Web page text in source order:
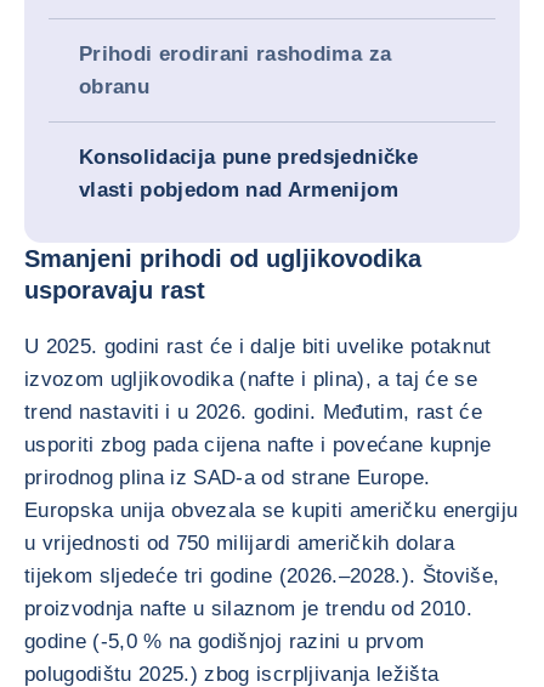
Prihodi erodirani rashodima za
obranu
Konsolidacija pune predsjedničke
vlasti pobjedom nad Armenijom
Smanjeni prihodi od ugljikovodika
usporavaju rast
U 2025. godini rast će i dalje biti uvelike potaknut
izvozom ugljikovodika (nafte i plina), a taj će se
trend nastaviti i u 2026. godini. Međutim, rast će
usporiti zbog pada cijena nafte i povećane kupnje
prirodnog plina iz SAD-a od strane Europe.
Europska unija obvezala se kupiti američku energiju
u vrijednosti od 750 milijardi američkih dolara
tijekom sljedeće tri godine (2026.–2028.). Štoviše,
proizvodnja nafte u silaznom je trendu od 2010.
godine (-5,0 % na godišnjoj razini u prvom
polugodištu 2025.) zbog iscrpljivanja ležišta